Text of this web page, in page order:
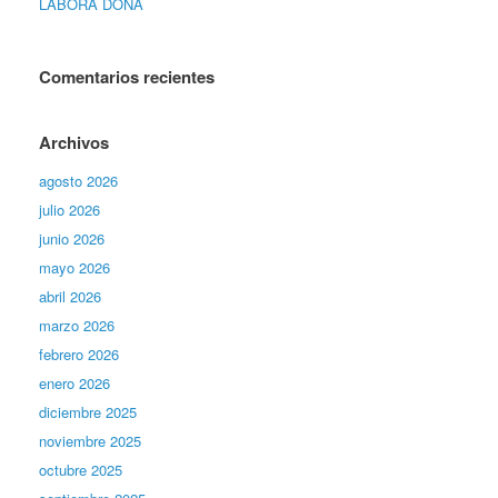
Comentarios recientes
Archivos
agosto 2026
julio 2026
junio 2026
mayo 2026
abril 2026
marzo 2026
febrero 2026
enero 2026
diciembre 2025
noviembre 2025
octubre 2025